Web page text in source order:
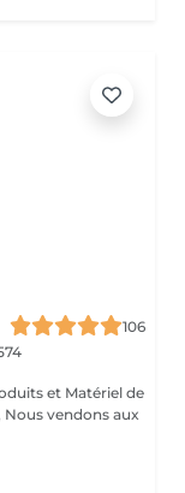
106
et Matériel de